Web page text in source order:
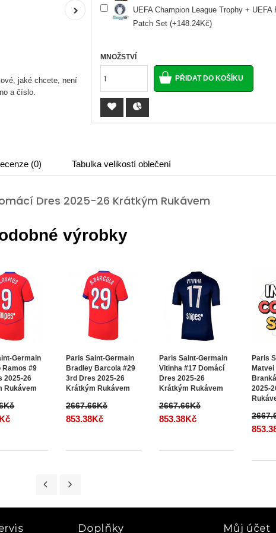
jaké chcete, není
a číslo.
UEFA Champion League Trophy + UEFA
Patch Set (+148.24Kč)
MNOŽSTVÍ
(0) Tabulka velikostí oblečení
Dres 2025-26 Krátkým Rukávem
výrobky
Germain
Ramos #9
2025-26
Rukávem
Paris Saint-Germain
Bradley Barcola #29
3rd Dres 2025-26
Krátkým Rukávem
2667.66Kč
853.38Kč
Paris Saint-Germain
Vitinha #17 Domácí
Dres 2025-26
Krátkým Rukávem
2667.66Kč
853.38Kč
Paris
Matvei
2025-
Doplňky Můj účet